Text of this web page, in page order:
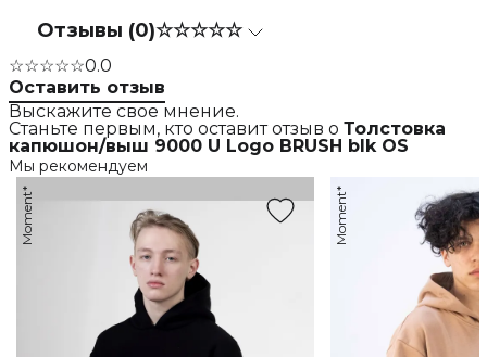
Отзывы (0)☆☆☆☆☆
☆☆☆☆☆0.0
Оставить отзыв
Выскажите свое мнение.
Станьте первым, кто оставит отзыв о Толстовка
капюшон/выш 9000 U Logo BRUSH blk OS
Мы рекомендуем
Moment* Moment*